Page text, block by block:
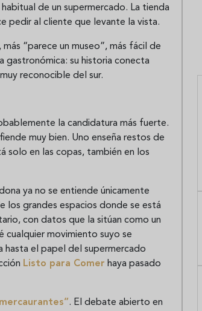
de un supermercado. La tienda
pedir al cliente que levante la vista.
“parece un museo”, más fácil de
gastronómica: su historia conecta
reconocible del sur.
la candidatura más fuerte.
muy bien. Uno enseña restos de
solo en las copas, también en los
ya no se entiende únicamente
los grandes espacios donde se está
con datos que la sitúan como un
cualquier movimiento suyo se
hasta el papel del supermercado
Listo para Comer haya pasado
. El debate abierto en